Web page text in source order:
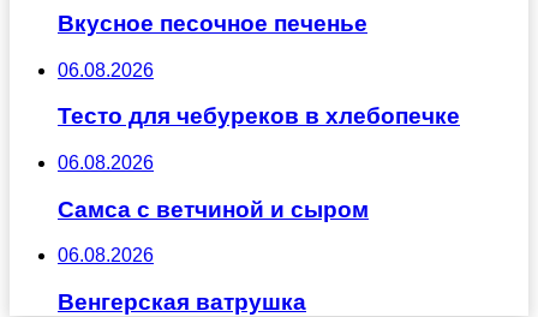
Вкусное песочное печенье
06.08.2026
Тесто для чебуреков в хлебопечке
06.08.2026
Самса с ветчиной и сыром
06.08.2026
Венгерская ватрушка